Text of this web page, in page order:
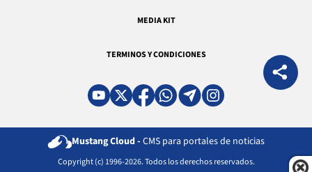
MEDIA KIT
TERMINOS Y CONDICIONES
Mustang Cloud - CMS para portales de noticias
Copyright (c) 1996-2026. Todos los derechos reservados.